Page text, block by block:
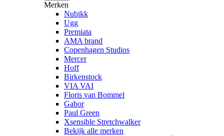
Merken
Nubikk
Ugg
Premiata
AMA brand
Copenhagen Studios
Mercer
Hoff
Birkenstock
VIA VAI
Floris van Bommel
Gabor
Paul Green
Xsensible Stretchwalker
Bekijk alle merken